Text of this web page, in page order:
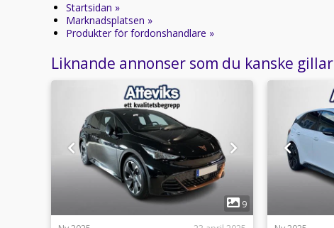
Startsidan »
Marknadsplatsen »
Produkter för fordonshandlare »
Liknande annonser som du kanske gillar
1
9